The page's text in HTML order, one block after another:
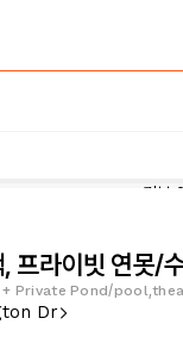
프라이빗 연못/
Private Pond/
Dr